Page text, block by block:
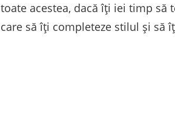
toate acestea, dacă îți iei timp să
care să îți completeze stilul și să